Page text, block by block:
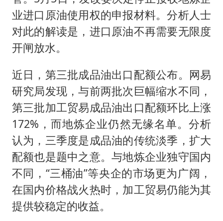
业进口原油使用权的申报材料。分析人士
对此的解读是，进口原油不再需要无限度
开闸放水。
近日，第三批成品油出口配额公布。网易
研究局发现，与前两批次巨幅缩水不同，
第三批加工贸易成品油出口配额环比上涨
172%，而地炼企业仍然无缘名单。分析
认为，三季度是成品油的传统淡季，扩大
配额也是题中之意。与地炼企业独守国内
不同，“三桶油”等央企的市场更为广阔，
在国内价格战火热时，加工贸易仍能为其
提供较稳定的收益。